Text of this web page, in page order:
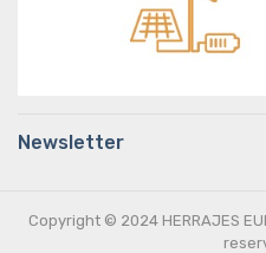
Newsletter
Copyright © 2024 HERRAJES